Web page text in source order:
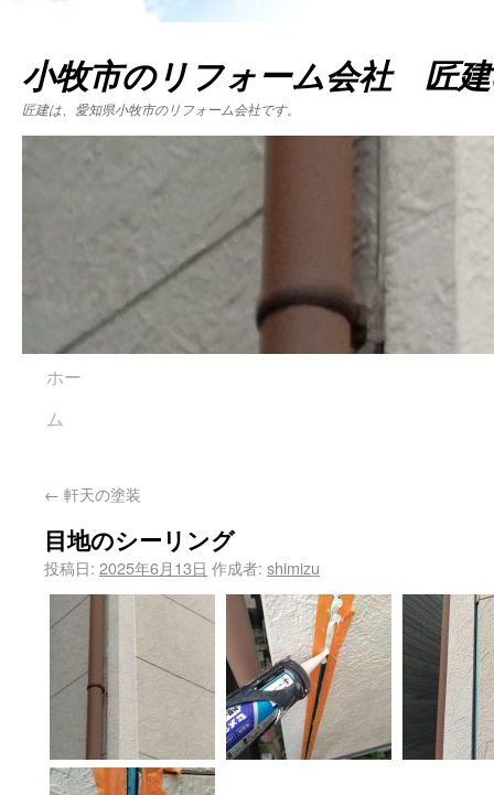
小牧市のリフォーム会社 匠
匠建は、愛知県小牧市のリフォーム会社です。
ホー
ム
← 軒天の塗装
目地のシーリング
投稿日: 2025年6月13日 作成者: shimizu